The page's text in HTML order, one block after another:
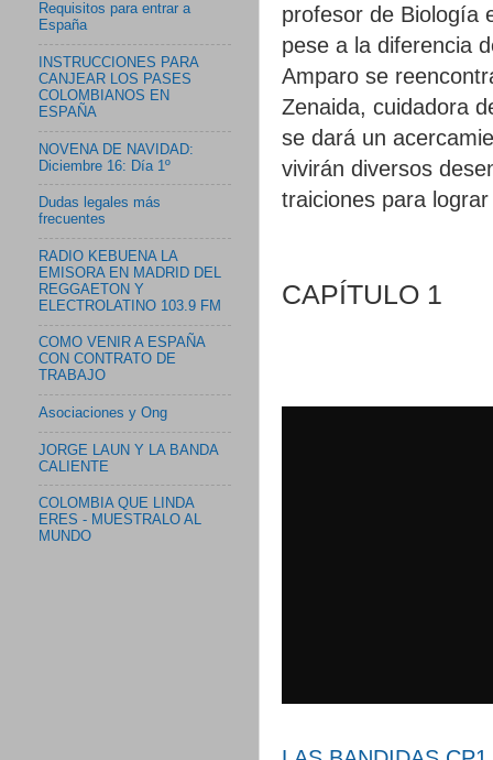
profesor de Biología
pese a la diferencia
Amparo se
Zenaida, cuidadora
se dará un
vivirán diversos
traiciones para
CAPÍTULO 1
Requisitos para entrar a
España
INSTRUCCIONES PARA
CANJEAR LOS PASES
COLOMBIANOS EN
ESPAÑA
NOVENA DE NAVIDAD:
Diciembre 16: Día 1º
Dudas legales más
frecuentes
RADIO KEBUENA LA
EMISORA EN MADRID DEL
REGGAETON Y
ELECTROLATINO 103.9 FM
COMO VENIR A ESPAÑA
CON CONTRATO DE
TRABAJO
Asociaciones y Ong
JORGE LAUN Y LA BANDA
CALIENTE
COLOMBIA QUE LINDA
ERES - MUESTRALO AL
MUNDO